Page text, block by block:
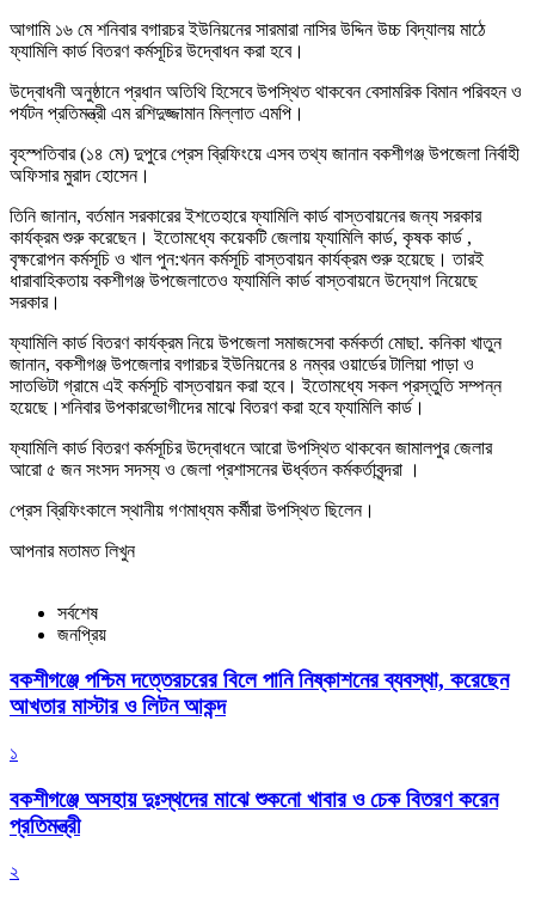
আগামি ১৬ মে শনিবার বগারচর ইউনিয়নের সারমারা নাসির উদ্দিন উচ্চ বিদ্যালয় মাঠে
ফ্যামিলি কার্ড বিতরণ কর্মসূচির উদ্বোধন করা হবে।
উদ্বোধনী অনুষ্ঠানে প্রধান অতিথি হিসেবে উপস্থিত থাকবেন বেসামরিক বিমান পরিবহন ও
পর্যটন প্রতিমন্ত্রী এম রশিদুজ্জামান মিল্লাত এমপি।
বৃহস্পতিবার (১৪ মে) দুপুরে প্রেস ব্রিফিংয়ে এসব তথ্য জানান বকশীগঞ্জ উপজেলা নির্বাহী
অফিসার মুরাদ হোসেন।
তিনি জানান, বর্তমান সরকারের ইশতেহারে ফ্যামিলি কার্ড বাস্তবায়নের জন্য সরকার
কার্যক্রম শুরু করেছেন। ইতোমধ্যে কয়েকটি জেলায় ফ্যামিলি কার্ড, কৃষক কার্ড ,
বৃক্ষরোপন কর্মসূচি ও খাল পুন:খনন কর্মসূচি বাস্তবায়ন কার্যক্রম শুরু হয়েছে। তারই
ধারাবাহিকতায় বকশীগঞ্জ উপজেলাতেও ফ্যামিলি কার্ড বাস্তবায়নে উদ্যোগ নিয়েছে
সরকার।
ফ্যামিলি কার্ড বিতরণ কার্যক্রম নিয়ে উপজেলা সমাজসেবা কর্মকর্তা মোছা. কনিকা খাতুন
জানান, বকশীগঞ্জ উপজেলার বগারচর ইউনিয়নের ৪ নম্বর ওয়ার্ডের টালিয়া পাড়া ও
সাতভিটা গ্রামে এই কর্মসূচি বাস্তবায়ন করা হবে। ইতোমধ্যে সকল প্রস্তুতি সম্পন্ন
হয়েছে।শনিবার উপকারভোগীদের মাঝে বিতরণ করা হবে ফ্যামিলি কার্ড।
ফ্যামিলি কার্ড বিতরণ কর্মসূচির উদ্বোধনে আরো উপস্থিত থাকবেন জামালপুর জেলার
আরো ৫ জন সংসদ সদস্য ও জেলা প্রশাসনের ঊর্ধ্বতন কর্মকর্তাবৃন্দরা ।
প্রেস ব্রিফিংকালে স্থানীয় গণমাধ্যম কর্মীরা উপস্থিত ছিলেন।
আপনার মতামত লিখুন
সর্বশেষ
জনপ্রিয়
বকশীগঞ্জে পশ্চিম দত্তেরচরের বিলে পানি নিষ্কাশনের ব্যবস্থা, করেছেন
আখতার মাস্টার ও লিটন আকন্দ
১
বকশীগঞ্জে অসহায় দুঃস্থদের মাঝে শুকনো খাবার ও চেক বিতরণ করেন
প্রতিমন্ত্রী
২